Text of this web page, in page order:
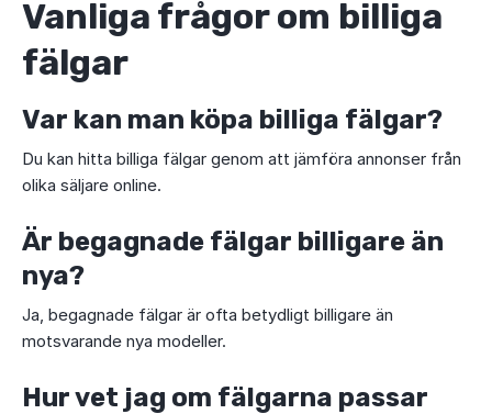
Vanliga frågor om billiga
fälgar
Var kan man köpa billiga fälgar?
Du kan hitta billiga fälgar genom att jämföra annonser från
olika säljare online.
Är begagnade fälgar billigare än
nya?
Ja, begagnade fälgar är ofta betydligt billigare än
motsvarande nya modeller.
Hur vet jag om fälgarna passar